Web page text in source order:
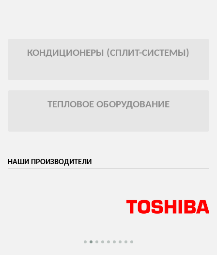
КОНДИЦИОНЕРЫ (СПЛИТ-СИСТЕМЫ)
ТЕПЛОВОЕ ОБОРУДОВАНИЕ
НАШИ ПРОИЗВОДИТЕЛИ